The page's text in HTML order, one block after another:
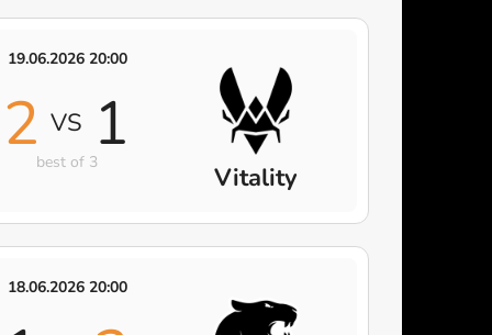
19.06.2026 20:00
2 VS 1
best of 3 Vitality
18.06.2026 20:00